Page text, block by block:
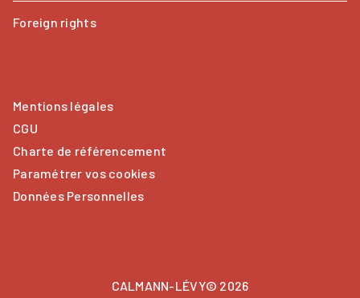
Foreign rights
Mentions légales
CGU
Charte de référencement
Paramétrer vos cookies
Données Personnelles
CALMANN-LÉVY© 2026